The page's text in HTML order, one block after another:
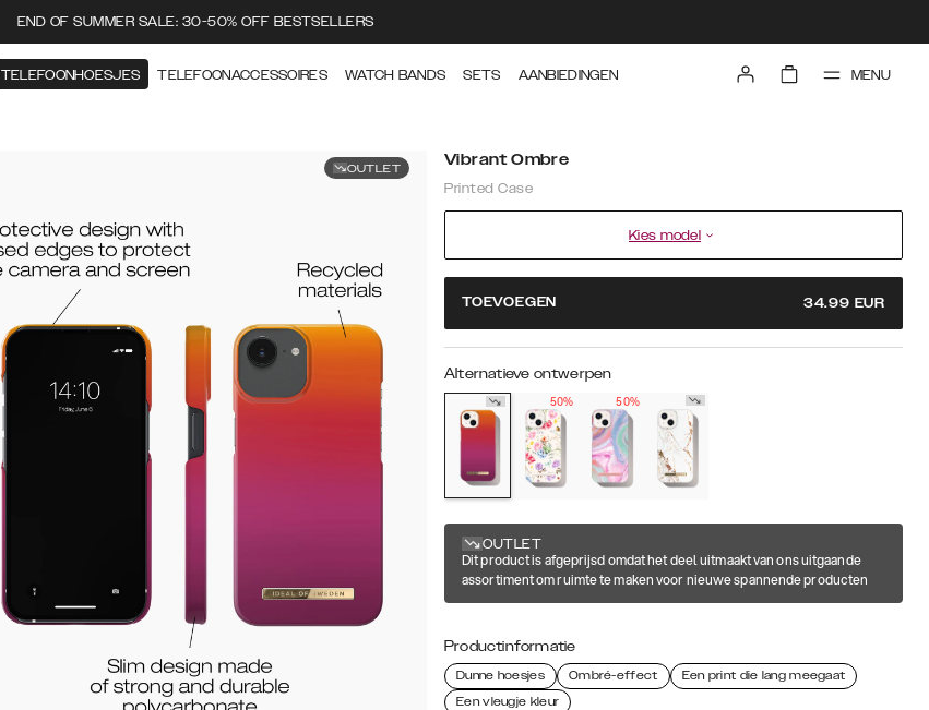
END OF SUMMER SALE: 30-50% OFF BESTSELLERS
TELEFOONHOESJES TELEFOONACCESSOIRES WATCH BANDS SETS AANBIEDINGEN MENU
OUTLET Vibrant Ombre
Printed Case
Kies model
TOEVOEGEN 34.99 EUR
Alternatieve ontwerpen
50% 50%
OUTLET
Dit product is afgeprijsd omdat het deel uitmaakt van ons uitgaande
assortiment om ruimte te maken voor nieuwe spannende producten
Productinformatie
Dunne hoesjes Ombré-effect
Een print die lang meegaat
Een vleugje kleur